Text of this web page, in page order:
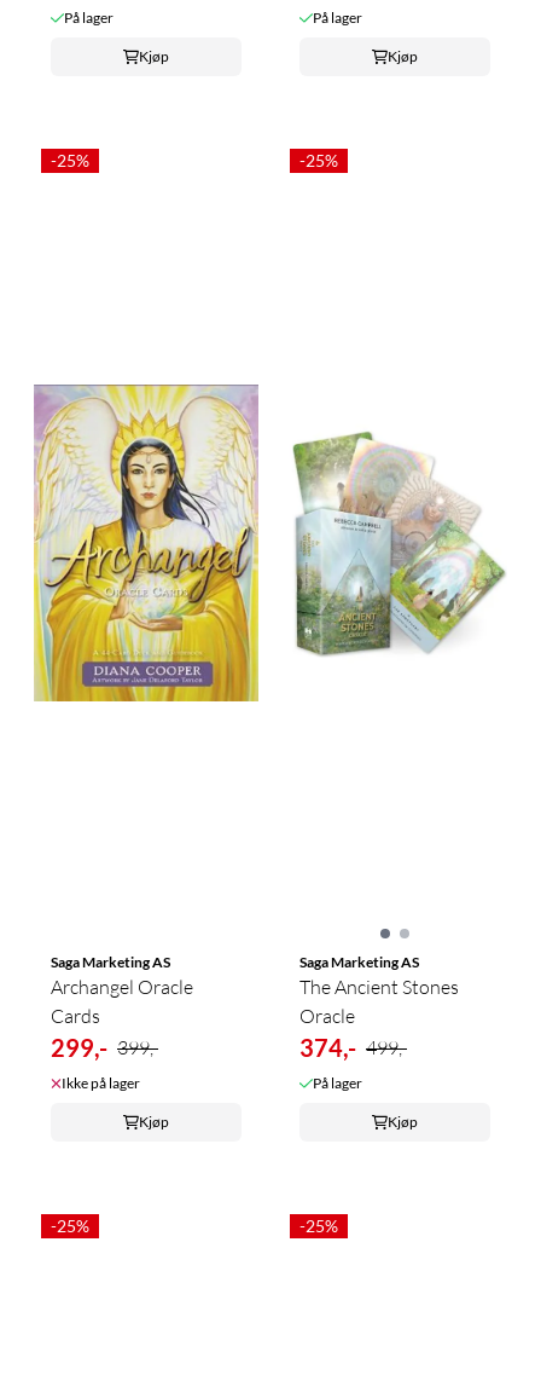
På lager
Kjøp
På lager
Kjøp
-25%
Saga Marketing AS
Archangel Oracle
Cards
299,- 399,-
Ikke på lager
Kjøp
-25%
Saga Marketing AS
The Ancient Stones
Oracle
374,- 499,-
På lager
Kjøp
-25% -25%